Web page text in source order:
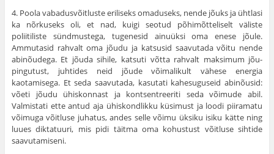
4. Poola vabadusvõitluste eriliseks omaduseks, nende jõuks ja ühtlasi
ka nõrkuseks oli, et nad, kuigi seotud põhimõtteliselt väliste
poliitiliste sündmustega, tugenesid ainuüksi oma enese jõule.
Ammutasid rahvalt oma jõudu ja katsusid saavutada võitu nende
abinõudega. Et jõuda sihile, katsuti võtta rahvalt maksimum jõu­
pingutust, juhtides neid jõude võimalikult vähese ener­gia
kaotamisega. Et seda saavutada, kasutati kahesugu­seid abinõusid:
võeti jõudu ühiskonnast ja kontsentreeriti seda võimude abil.
Valmistati ette antud aja ühis­kondlikku küsimust ja loodi piiramatu
võimuga võitluse juhatus, andes selle võimu üksiku isiku kätte ning
luues diktatuuri, mis pidi täitma oma kohustust võitluse sih­tide
saavutamiseni.